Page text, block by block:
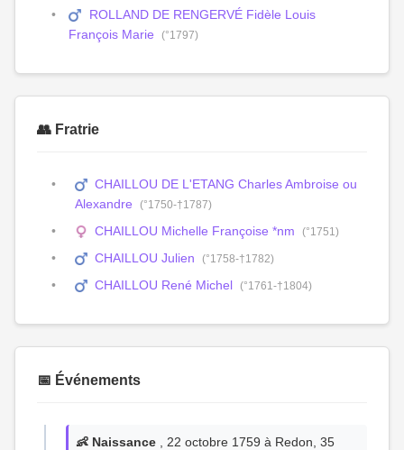
ROLLAND DE RENGERVÉ Fidèle Louis
François Marie
(°1797)
👥 Fratrie
CHAILLOU DE L'ETANG Charles Ambroise ou
Alexandre
(°1750-†1787)
CHAILLOU Michelle Françoise *nm (°1751)
CHAILLOU Julien (°1758-†1782)
CHAILLOU René Michel (°1761-†1804)
📅 Événements
👶 Naissance , 22 octobre 1759 à Redon, 35